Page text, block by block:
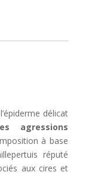
délicat
agressions
à base
réputé
aux cires et